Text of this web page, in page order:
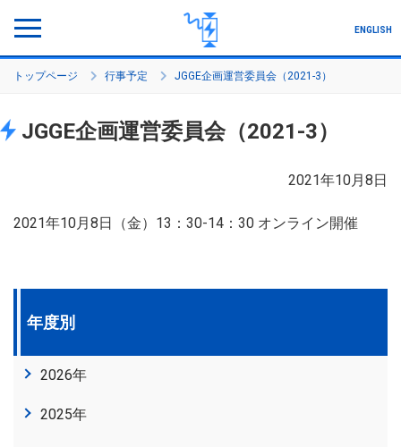
ENGLISH
研究プロジェクト
プロジェクト生の声
活動・実績
各種手続き
トップページ 行事予定 JGGE企画運営委員会（2021-3）
JGGE企画運営委員会（2021-3）
2021年10月8日
2021年10月8日（金）13：30-14：30 オンライン開催
年度別
2026年
2025年